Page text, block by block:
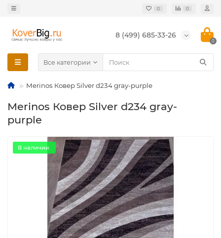
0 0
8 (499) 685-33-26
0
Все категории
Merinos Ковер Silver d234 gray-purple
Merinos Ковер Silver d234 gray-
purple
В наличии.